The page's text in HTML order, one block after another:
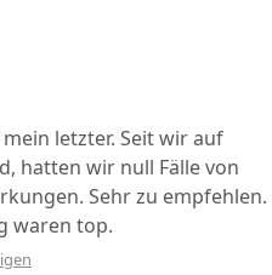
letzter. Seit wir auf
hatten wir null Fälle von
Sehr zu empfehlen.
waren top.